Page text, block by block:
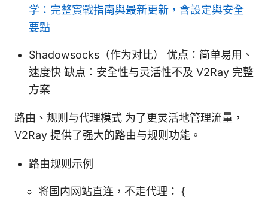
学：完整實戰指南與最新更新，含設定與安全
要點
Shadowsocks（作为对比） 优点：简单易用、
速度快 缺点：安全性与灵活性不及 V2Ray 完整
方案
路由、规则与代理模式 为了更灵活地管理流量，
V2Ray 提供了强大的路由与规则功能。
路由规则示例
将国内网站直连，不走代理： {